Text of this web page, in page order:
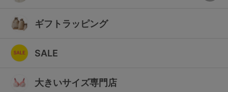
ギフトラッピング
SALE
大きいサイズ専門店